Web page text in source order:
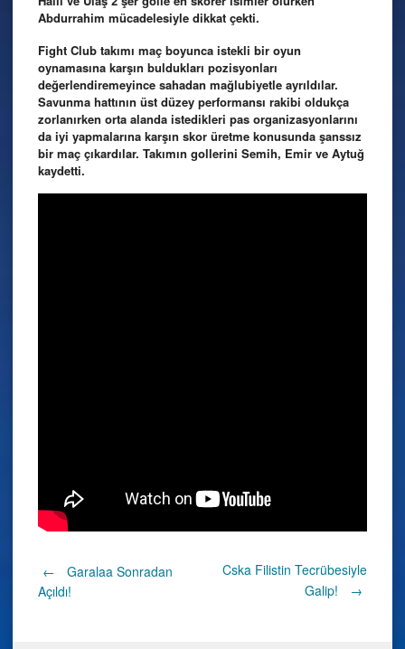
Abdurrahim mücadelesiyle dikkat çekti.
Fight Club takımı maç boyunca istekli bir oyun
oynamasına karşın buldukları pozisyonları
değerlendiremeyince sahadan mağlubiyetle ayrıldılar.
Savunma hattının üst düzey performansı rakibi oldukça
zorlanırken orta alanda istedikleri pas organizasyonlarını
da iyi yapmalarına karşın skor üretme konusunda şanssız
bir maç çıkardılar. Takımın gollerini Semih, Emir ve Aytuğ
kaydetti.
Post
←
Garalaa Sonradan
Açıldı!
Cska Filistin Tecrübesiyle
Galip!
→